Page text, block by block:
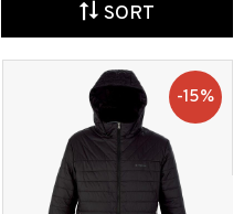
SORT
15%